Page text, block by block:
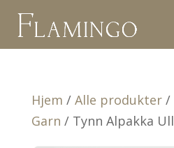
Hjem / Alle produkter/
Garn / Tynn Alpakka Ull